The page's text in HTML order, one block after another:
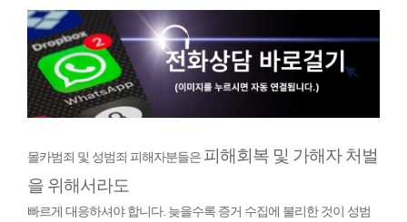
몰카범죄 및 성범죄 피해자분들은 피해회복 및 가해자 처벌
을 위해서라도
빠르게 대응하셔야 합니다. 늦을수록 증거 수집에 불리한 것이 성범